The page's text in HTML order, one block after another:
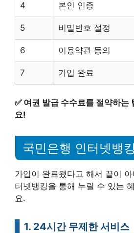
4 본인 인증
5 비밀번호 설정
6 이용약관 동의
7 가입 완료
✅ 여권 발급 수수료를 절약하는
요!
국민은행 인터넷뱅
가입이 완료됐다고 해서 끝이
터넷뱅킹을 통해 누릴 수 있는
요.
1. 24시간 무제한 서비스